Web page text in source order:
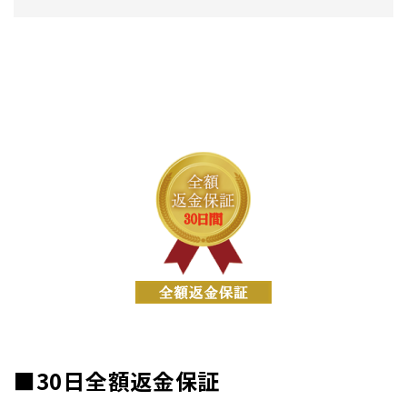
■30日全額返金保証